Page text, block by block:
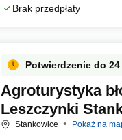
Brak przedpłaty
Potwierdzenie do
Agroturystyka
Leszczynki
Stankowice Pokaż na